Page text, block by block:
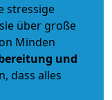
stressige
über große
Minden
und
dass alles